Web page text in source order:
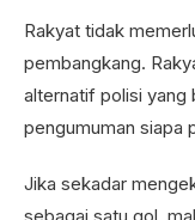
Rakyat tidak
pembangkang.
alternatif polisi yang
pengumuman siapa
Jika sekadar